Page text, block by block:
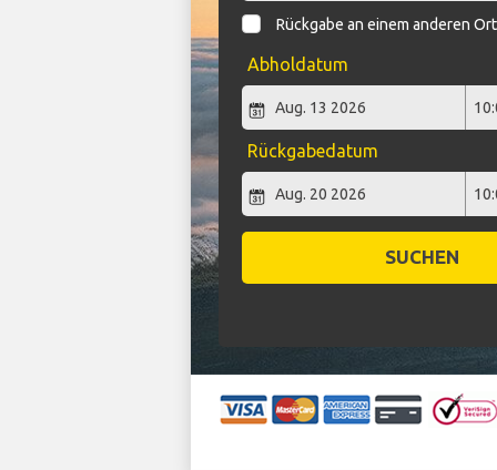
Rückgabe an einem anderen Ort
Abholdatum
Rückgabedatum
SUCHEN